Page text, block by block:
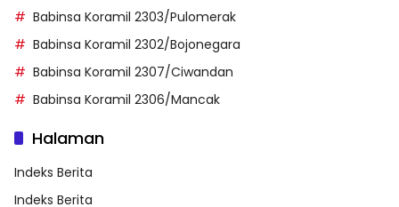
Babinsa Koramil 2303/Pulomerak
Babinsa Koramil 2302/Bojonegara
Babinsa Koramil 2307/Ciwandan
Babinsa Koramil 2306/Mancak
Halaman
Indeks Berita
Indeks Berita